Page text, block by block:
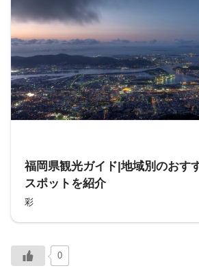
福岡県観光ガイド|地域別のおす
スポットを紹介
彩
0